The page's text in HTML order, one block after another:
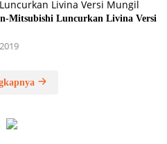
Mitsubishi Luncurkan Livina Versi